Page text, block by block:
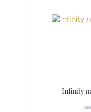
Infinity